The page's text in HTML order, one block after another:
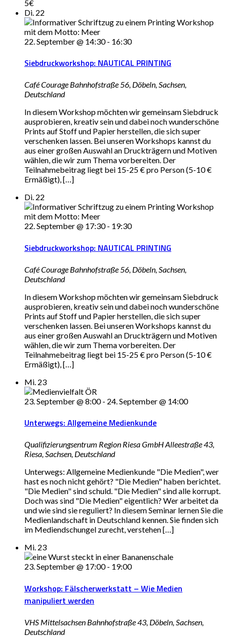
5€
Di. 22
22. September @ 14:30- 16:30
Siebdruckworkshop: NAUTICAL PRINTING
Café Courage Bahnhofstraße 56, Döbeln, Sachsen,
Deutschland
In diesem Workshop möchten wir gemeinsam Siebdruck
ausprobieren, kreativ sein und dabei noch wunderschöne
Prints auf Stoff und Papier herstellen, die sich super
verschenken lassen. Bei unseren Workshops kannst du
aus einer großen Auswahl an Druckträgern und Motiven
wählen, die wir zum Thema vorbereiten. Der
Teilnahmebeitrag liegt bei 15-25 € pro Person (5-10 €
Ermäßigt), […]
Di. 22
22. September @ 17:30- 19:30
Siebdruckworkshop: NAUTICAL PRINTING
Café Courage Bahnhofstraße 56, Döbeln, Sachsen,
Deutschland
In diesem Workshop möchten wir gemeinsam Siebdruck
ausprobieren, kreativ sein und dabei noch wunderschöne
Prints auf Stoff und Papier herstellen, die sich super
verschenken lassen. Bei unseren Workshops kannst du
aus einer großen Auswahl an Druckträgern und Motiven
wählen, die wir zum Thema vorbereiten. Der
Teilnahmebeitrag liegt bei 15-25 € pro Person (5-10 €
Ermäßigt), […]
Mi. 23
23. September @ 8:00- 24. September @ 14:00
Unterwegs: Allgemeine Medienkunde
Qualifizierungsentrum Region Riesa GmbHAlleestraße 43,
Riesa, Sachsen, Deutschland
Unterwegs: Allgemeine Medienkunde "Die Medien", wer
hast es noch nicht gehört? "Die Medien" haben berichtet.
"Die Medien" sind schuld. "Die Medien" sind alle korrupt.
Doch was sind "Die Medien" eigentlich? Wer arbeitet da
und wie sind sie reguliert? In diesem Seminar lernen Sie die
Medienlandschaft in Deutschland kennen. Sie finden sich
im Mediendschungel zurecht, verstehen […]
Mi. 23
23. September @ 17:00- 19:00
Workshop: Fälscherwerkstatt – Wie Medien
manipuliert werden
VHS Mittelsachsen Bahnhofstraße 43, Döbeln, Sachsen,
Deutschland